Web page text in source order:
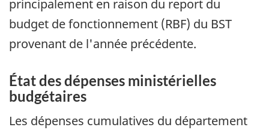
principalement en raison du report du
budget de fonctionnement (RBF) du BST
provenant de l'année précédente.
État des dépenses ministérielles
budgétaires
Les dépenses cumulatives du département